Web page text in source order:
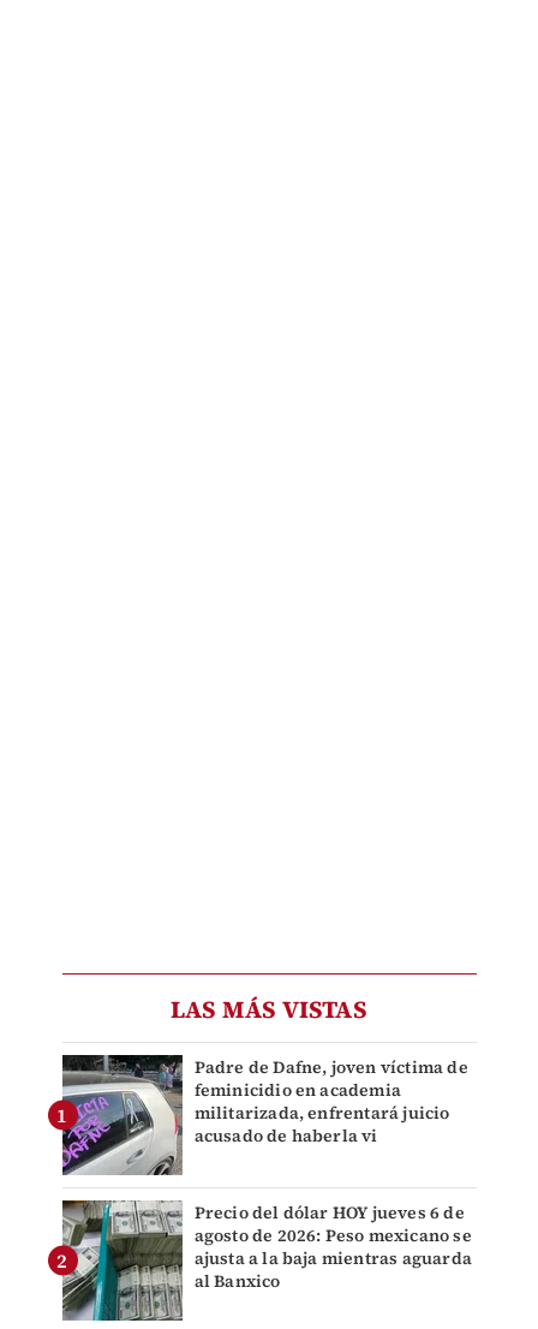
LAS MÁS VISTAS
Padre de Dafne, joven víctima de
feminicidio en academia
militarizada, enfrentará juicio
acusado de haberla vi
Precio del dólar HOY jueves 6 de
agosto de 2026: Peso mexicano se
ajusta a la baja mientras aguarda
al Banxico